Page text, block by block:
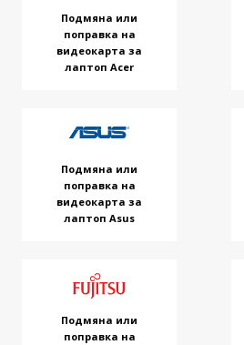
Подмяна или
поправка на
видеокарта за
лаптоп Acer
Подмяна или
поправка на
видеокарта за
лаптоп Asus
Подмяна или
поправка на